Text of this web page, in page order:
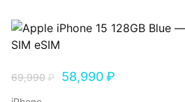
69,990₽ 58,990₽